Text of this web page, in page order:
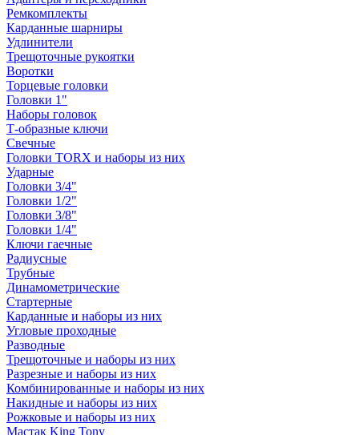
Ремкомплекты
Карданные шарниры
Удлинители
Трещоточные рукоятки
Воротки
Торцевые головки
Головки 1"
Наборы головок
Т-образные ключи
Свечные
Головки TORX и наборы из них
Ударные
Головки 3/4"
Головки 1/2"
Головки 3/8"
Головки 1/4"
Ключи гаечные
Радиусные
Трубные
Динамометрические
Стартерные
Карданные и наборы из них
Угловые проходные
Разводные
Трещоточные и наборы из них
Разрезные и наборы из них
Комбинированные и наборы из них
Накидные и наборы из них
Рожковые и наборы из них
Мастак King Tony